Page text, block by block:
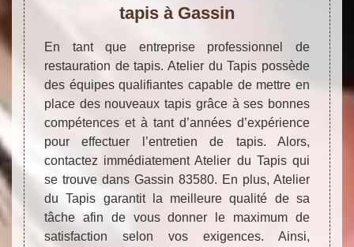
tapis à Gassin
En tant que entreprise professionnel de
restauration de tapis. Atelier du Tapis possède
des équipes qualifiantes capable de mettre en
place des nouveaux tapis grâce à ses bonnes
compétences et à tant d’années d’expérience
pour effectuer l’entretien de tapis. Alors,
contactez immédiatement Atelier du Tapis qui
se trouve dans Gassin 83580. En plus, Atelier
du Tapis garantit la meilleure qualité de sa
tâche afin de vous donner le maximum de
satisfaction selon vos exigences. Ainsi,